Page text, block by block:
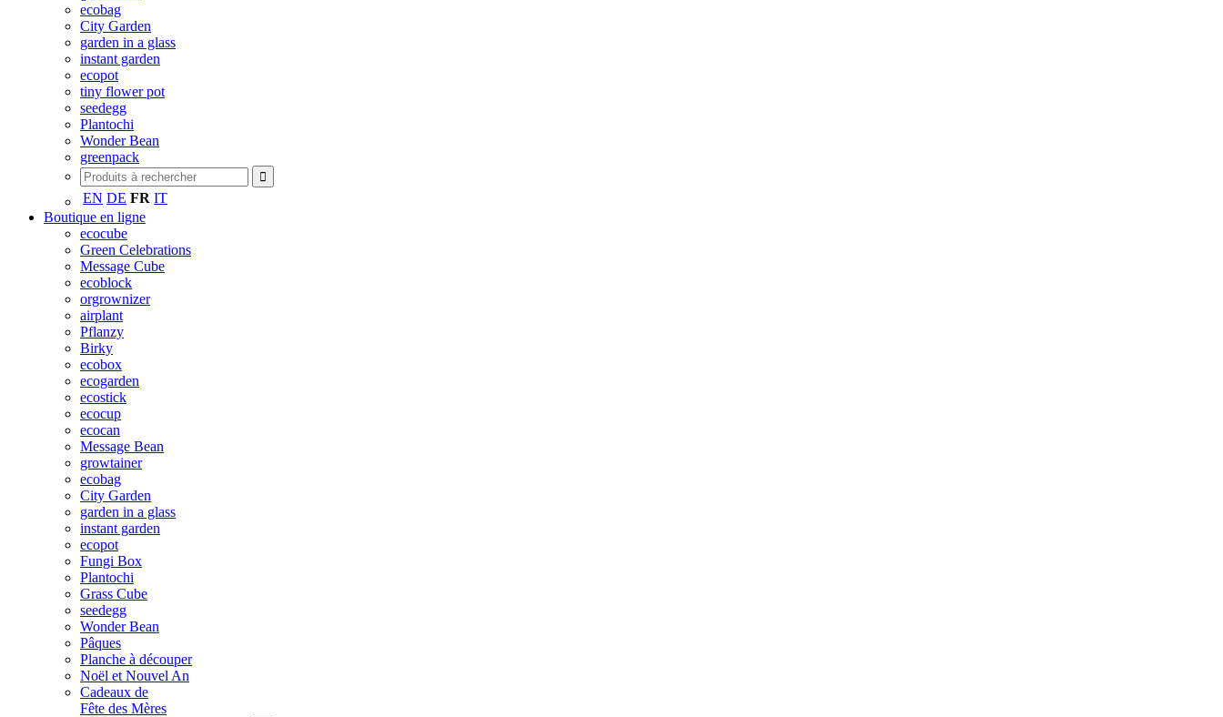
ecobag
City Garden
garden in a glass
instant garden
ecopot
tiny flower pot
seedegg
Plantochi
Wonder Bean
greenpack
EN DE FR IT
Boutique en ligne
ecocube
Green Celebrations
Message Cube
ecoblock
orgrownizer
airplant
Pflanzy
Birky
ecobox
ecogarden
ecostick
ecocup
ecocan
Message Bean
growtainer
ecobag
City Garden
garden in a glass
instant garden
ecopot
Fungi Box
Plantochi
Grass Cube
seedegg
Wonder Bean
Pâques
Planche à découper
Noël et Nouvel An
Cadeaux de
Fête des Mères